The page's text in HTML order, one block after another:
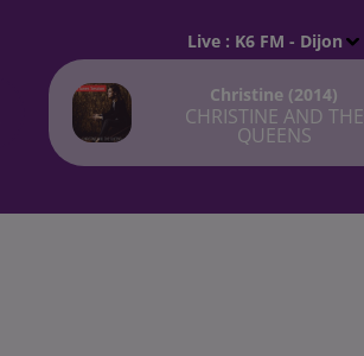
Live : K6 FM - Dijon
Christine (2014)
CHRISTINE AND THE
QUEENS